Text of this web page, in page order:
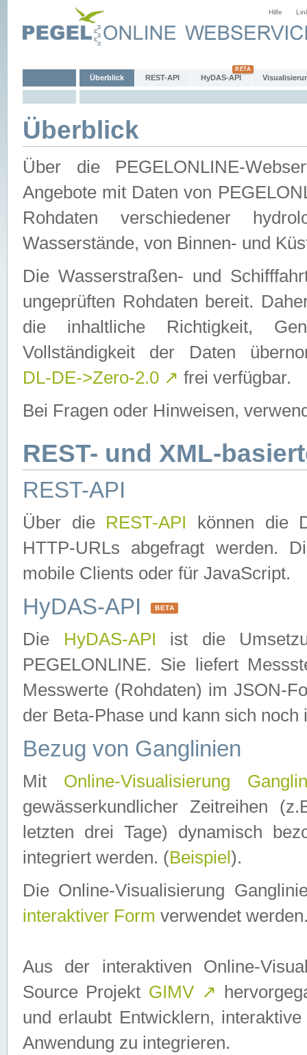
Hilfe
Überblick REST-API HyDAS-API
Überblick
Über die PEGELONLINE-
Angebote mit Daten von
Rohdaten verschiedener
Wasserstände, von Binnen- und
Die Wasserstraßen- und
ungeprüften Rohdaten bereit.
die inhaltliche Richtigkeit,
Vollständigkeit der Daten
DL-DE->Zero-2.0 ↗ frei verfügbar.
Bei Fragen oder Hinweisen,
REST- und XML-
REST-API
Über die REST-API können die
HTTP-URLs abgefragt werden.
mobile Clients oder für JavaScript.
HyDAS-API BETA
Die HyDAS-API ist die
PEGELONLINE. Sie liefert
Messwerte (Rohdaten) im JSON-
der Beta-Phase und kann sich noch
Bezug von Ganglinien
Mit Online-Visualisierung
gewässerkundlicher Zeitreihen
letzten drei Tage) dynamisch
integriert werden. (Beispiel ).
Die Online-Visualisierung
interaktiver Form verwendet
Aus der interaktiven Online-
Source Projekt GIMV ↗
und erlaubt Entwicklern,
Anwendung zu integrieren.